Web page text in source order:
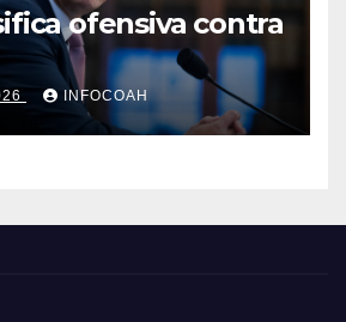
ofensiva contra
INFOCOAH